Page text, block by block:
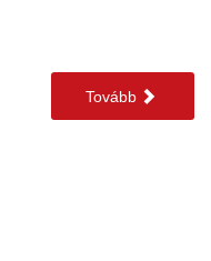
Tovább